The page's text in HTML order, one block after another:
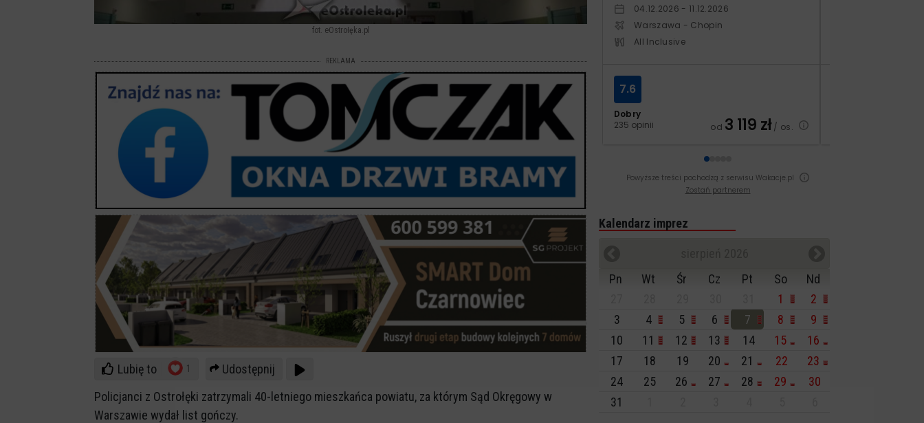
fot. eOstrołęka.pl
REKLAMA
Lubię to 1
Udostępnij
Policjanci z Ostrołęki zatrzymali 40-letniego mieszkańca powiatu, za którym Sąd Okręgowy w
Warszawie wydał list gończy.
04.12.2026 - 11.12.2026
Warszawa - Chopin
All Inclusive
Dobry
235 opinii
7.6
od 3 119 zł/ os.
Powyższe treści pochodzą z serwisu Wakacje.pl
Zostań partnerem
Kalendarz imprez
Pn
Wt Śr Cz Pt So
Nd
1
2
3
4 5 6 7 8
9
10
11 12 13 14 15
16
17
18 19 20 21 22
23
24
25 26 27 28 29
30
31